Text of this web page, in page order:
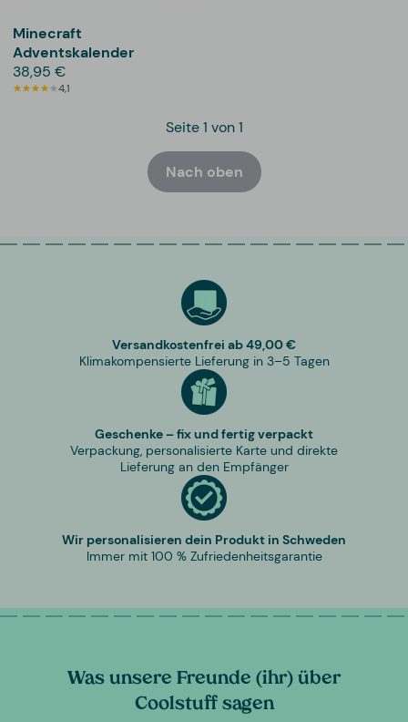
Minecraft
Adventskalender
38,95 €
4,1
Seite 1 von 1
Nach oben
Versandkostenfrei ab 49,00 €
Klimakompensierte Lieferung in 3–5 Tagen
Geschenke – fix und fertig verpackt
Verpackung, personalisierte Karte und direkte
Lieferung an den Empfänger
Wir personalisieren dein Produkt in Schweden
Immer mit 100 % Zufriedenheitsgarantie
Was unsere Freunde (ihr) über
Coolstuff sagen